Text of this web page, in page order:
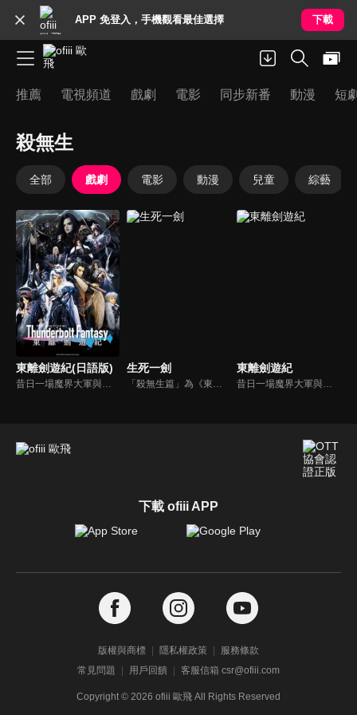
APP 免登入，手機觀看最佳選擇 下載
推薦 電視頻道 戲劇 電影 同步新番 動漫 短
殺無生
全部 戲劇 電影 動漫 兒童 綜藝
東離劍遊紀(日語版)
昔日一場魔界大軍與人界的戰爭「窮暮之戰」中，人類鍛造出諸多名喚「神誨魔械」的強力兵器。戰爭過後，這批為數眾多的神誨魔械被交由護印師一族長久看守，其中最強兵器「天刑劍」分劍刃、劍柄和劍鍔三部份，劍刃奉祀於鍛劍祠中，而劍柄和劍鍔分別由丹衡、丹翡這對兄妹守護。嗜於收藏寶劍的惡人蔑天骸企圖將天刑劍據為己有，丹衡被其所殺、而劍柄亦遭奪去。
生死一劍
「殺無生篇」為《東離劍遊紀》的前傳故事。以凜雪鴉性命為目標、執拗追殺著他的殺無生，過去與凜雪鴉的一段因緣將在故事中揭明。「殤不患篇」為虛淵玄親自執筆撰寫的《東離劍遊紀》後傳故事。大戰後，東離再度恢復和平。繼續著旅程的殤不患，來到了一家冷清的客棧酒館。在那裡，他遇上了一個男人...
東離劍遊紀
昔日一場魔界大軍與人界的戰爭「窮暮之戰」中，人類鍛造出諸多名喚「神誨魔械」的強力兵器。戰爭過後，這批為數眾多的神誨魔械被交由護印師一族長久看守，其中最強兵器「天刑劍」分劍刃、劍柄和劍鍔三部份，劍刃奉祀於鍛劍祠中，而劍柄和劍鍔分別由丹衡、丹翡這對兄妹守護。嗜於收藏寶劍的惡人蔑天骸企圖將天刑劍據為己有，丹衡被其所殺、而劍柄亦遭奪去。
下載 ofiii APP
版權與商標 隱私權政策
服務條款
常見問題
用戶回饋 客服信箱 csr@ofiii.com
Copyright © 2026 ofiii 歐飛 All Rights Reserved